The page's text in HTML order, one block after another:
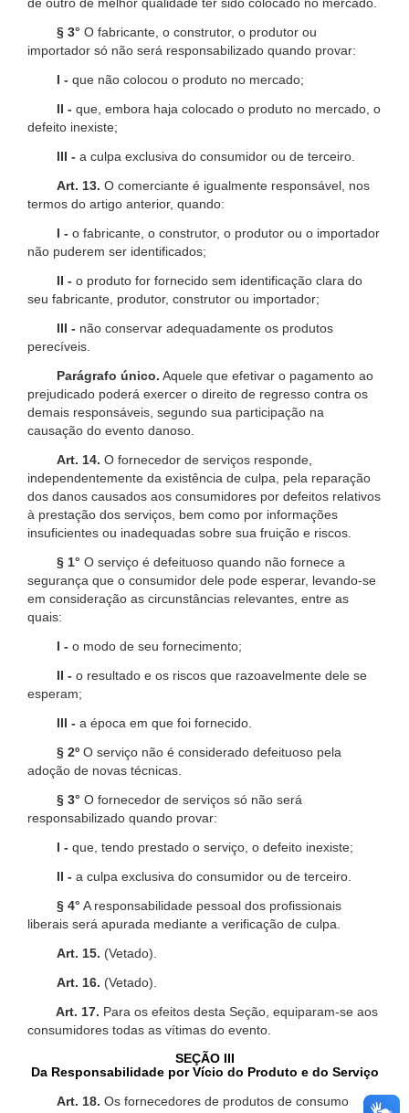
§ 3° O fabricante, o construtor, o produtor ou
importador só não será responsabilizado quando provar:
I - que não colocou o produto no mercado;
II - que, embora haja colocado o produto no mercado, o
defeito inexiste;
III - a culpa exclusiva do consumidor ou de terceiro.
Art. 13. O comerciante é igualmente responsável, nos
termos do artigo anterior, quando:
I - o fabricante, o construtor, o produtor ou o importador
não puderem ser identificados;
II - o produto for fornecido sem identificação clara do
seu fabricante, produtor, construtor ou importador;
III - não conservar adequadamente os produtos
perecíveis.
Parágrafo único. Aquele que efetivar o pagamento ao
prejudicado poderá exercer o direito de regresso contra os
demais responsáveis, segundo sua participação na
causação do evento danoso.
Art. 14. O fornecedor de serviços responde,
independentemente da existência de culpa, pela reparação
dos danos causados aos consumidores por defeitos relativos
à prestação dos serviços, bem como por informações
insuficientes ou inadequadas sobre sua fruição e riscos.
§ 1° O serviço é defeituoso quando não fornece a
segurança que o consumidor dele pode esperar, levando-se
em consideração as circunstâncias relevantes, entre as
quais:
I - o modo de seu fornecimento;
II - o resultado e os riscos que razoavelmente dele se
esperam;
III - a época em que foi fornecido.
§ 2º O serviço não é considerado defeituoso pela
adoção de novas técnicas.
§ 3° O fornecedor de serviços só não será
responsabilizado quando provar:
I - que, tendo prestado o serviço, o defeito inexiste;
II - a culpa exclusiva do consumidor ou de terceiro.
§ 4° A responsabilidade pessoal dos profissionais
liberais será apurada mediante a verificação de culpa.
Art. 15. (Vetado).
Art. 16. (Vetado).
Art. 17. Para os efeitos desta Seção, equiparam-se aos
consumidores todas as vítimas do evento.
SEÇÃO III
Da Responsabilidade por Vício do Produto e do Serviço
Art. 18. Os fornecedores de produtos de consumo